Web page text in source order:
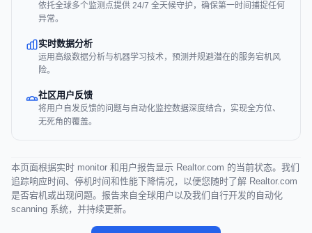
依托全球多个监测点提供 24/7 全天候守护，确保第一时间捕捉任何
异常。
实时数据分析
运用高级数据分析与机器学习技术，预测并规避潜在的服务宕机风
险。
社区用户反馈
将用户自发反馈的问题与自动化监控数据深度结合，实现全方位、
无死角的覆盖。
本页面根据实时 monitor 和用户报告显示 Realtor.com 的当前状态。我们
追踪响应时间、停机时间和性能下降情况，以便您随时了解 Realtor.com
是否宕机或出现问题。报告来自全球用户以及我们自行开发的自动化
scanning 系统，并持续更新。